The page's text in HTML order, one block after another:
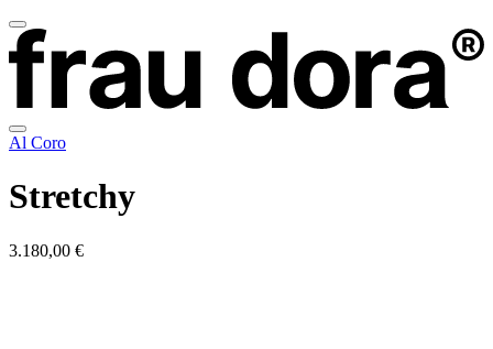
Al Coro
Stretchy
3.180,00 €